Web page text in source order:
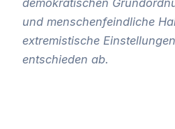
und menschenfeindliche
extremistische
entschieden ab.